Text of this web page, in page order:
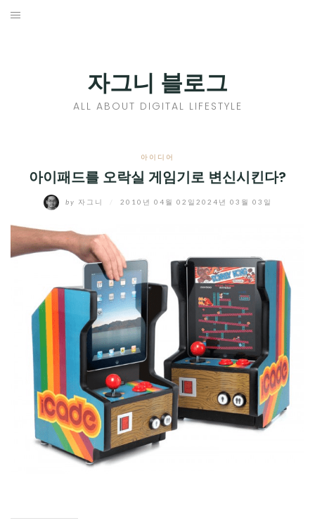
Skip
자그니 블로그
ALL ABOUT DIGITAL LIFESTYLE
아이디어
아이패드를 오락실 게임기로 변신시킨다?
by 자그니 2010년 04월 02일 2024년 03월 03일
CHILD
MENU
디지털트렌드
디지털라이프
MENU
신제품
EXPAND
CHILD
MENU
EXPAND
CHILD
MENU